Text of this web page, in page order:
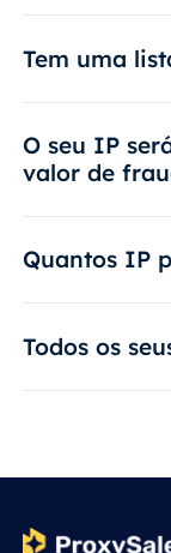
Tem uma
O seu IP
valor de
Quantos IP
Todos os